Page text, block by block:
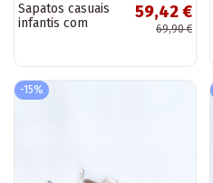
Sapatos casuais
infantis com
59,42 €
69,90 €
-15%